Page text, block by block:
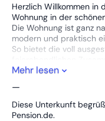
Herzlich Willkommen in
Wohnung in der
Die Wohnung ist ganz
modern und praktisch
So bietet die voll
Vier bequeme Betten
echte Alternative.
Da sich die Wohnung
ein paar Schritte vor die
Mehr lesen
—
Diese Unterkunft
Pension.de.